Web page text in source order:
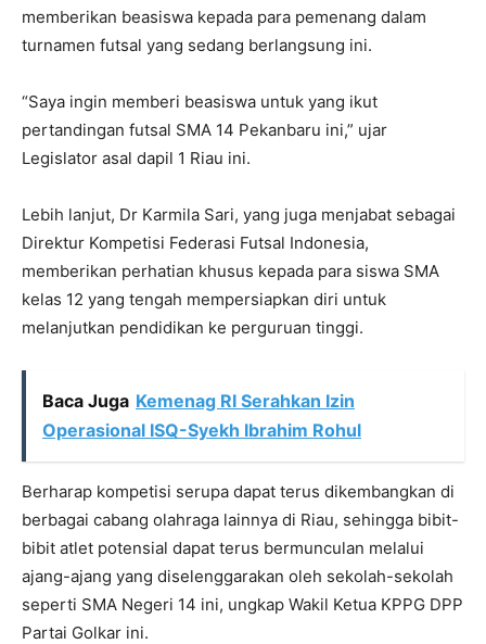
memberikan beasiswa kepada para pemenang dalam
turnamen futsal yang sedang berlangsung ini.
“Saya ingin memberi beasiswa untuk yang ikut
pertandingan futsal SMA 14 Pekanbaru ini,” ujar
Legislator asal dapil 1 Riau ini.
Lebih lanjut, Dr Karmila Sari, yang juga menjabat sebagai
Direktur Kompetisi Federasi Futsal Indonesia,
memberikan perhatian khusus kepada para siswa SMA
kelas 12 yang tengah mempersiapkan diri untuk
melanjutkan pendidikan ke perguruan tinggi.
Baca Juga Kemenag RI Serahkan Izin
Operasional ISQ-Syekh Ibrahim Rohul
Berharap kompetisi serupa dapat terus dikembangkan di
berbagai cabang olahraga lainnya di Riau, sehingga bibit-
bibit atlet potensial dapat terus bermunculan melalui
ajang-ajang yang diselenggarakan oleh sekolah-sekolah
seperti SMA Negeri 14 ini, ungkap Wakil Ketua KPPG DPP
Partai Golkar ini.